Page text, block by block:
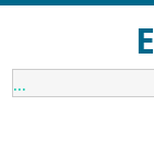
...1:00 am